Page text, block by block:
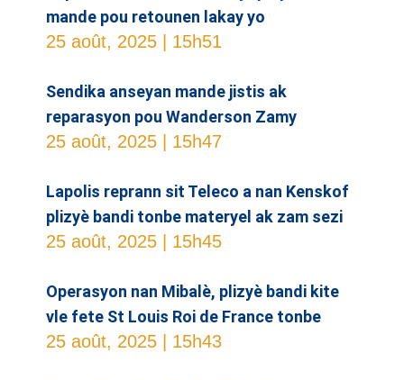
mande pou retounen lakay yo
25 août, 2025 15h51
Sendika anseyan mande jistis ak
reparasyon pou Wanderson Zamy
25 août, 2025 15h47
Lapolis reprann sit Teleco a nan Kenskof
plizyè bandi tonbe materyel ak zam sezi
25 août, 2025 15h45
Operasyon nan Mibalè, plizyè bandi kite
vle fete St Louis Roi de France tonbe
25 août, 2025 15h43